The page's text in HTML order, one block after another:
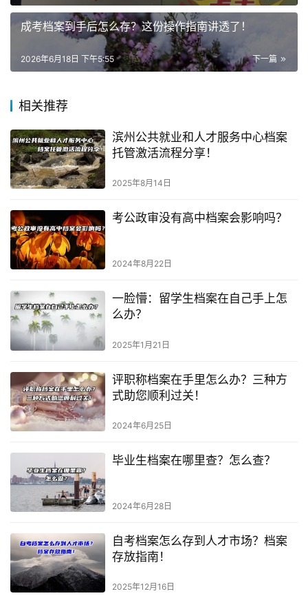
成考档案到手后怎么存？这份操作指南讲透了！
下一篇
2026年6月18日 下午5:55
相关推荐
滨州公共就业和人才服务中心档案
托管激活流程分享！
2025年8月14日
考公政审没有高中档案会影响吗？
2024年8月22日
一脸懵：留学生档案在自己手上怎
么办？
2025年1月21日
评职称档案在手里怎么办？三种方
式助您顺利过关！
2024年6月25日
毕业生档案在哪里查？怎么查？
2024年6月28日
自考档案怎么存到人才市场？档案
存放指南！
2025年12月16日